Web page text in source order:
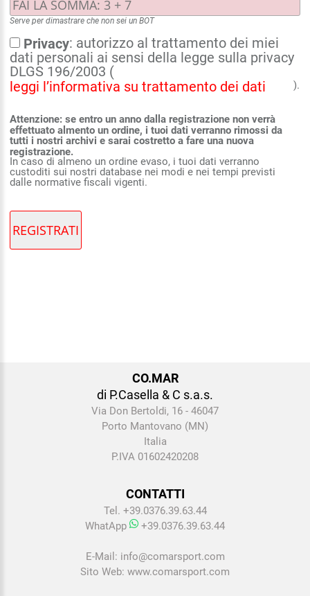
Serve per dimastrare che non sei un BOT
Privacy: autorizzo al trattamento dei miei
dati personali ai sensi della legge sulla privacy
DLGS 196/2003 (
leggi l’informativa su trattamento dei dati
).
Attenzione: se entro un anno dalla registrazione non verrà
effettuato almento un ordine, i tuoi dati verranno rimossi da
tutti i nostri archivi e sarai costretto a fare una nuova
registrazione.
In caso di almeno un ordine evaso, i tuoi dati verranno
custoditi sui nostri database nei modi e nei tempi previsti
dalle normative fiscali vigenti.
CO.MAR
di P.Casella & C s.a.s.
Via Don Bertoldi, 16 - 46047
Porto Mantovano (MN)
Italia
P.IVA 01602420208
CONTATTI
Tel. +39.0376.39.63.44
WhatApp
+39.0376.39.63.44
E-Mail: info@comarsport.com
Sito Web: www.comarsport.com